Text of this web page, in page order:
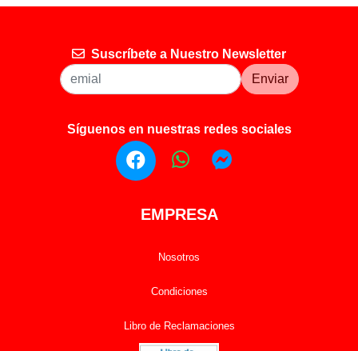
Suscríbete a Nuestro Newsletter
Enviar
Síguenos en nuestras redes sociales
EMPRESA
Nosotros
Condiciones
Libro de Reclamaciones